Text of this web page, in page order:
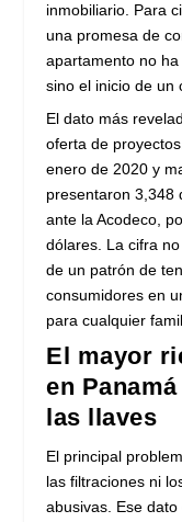
inmobiliario. Para
una promesa de
apartamento no
sino el inicio de un
El dato más
oferta de
enero de 2020 y
presentaron 3,348
ante la Acodeco,
dólares. La cifra
de un patrón de
consumidores en
para cualquier
El mayor
en
las llaves
El principal
las filtraciones ni
abusivas. Ese